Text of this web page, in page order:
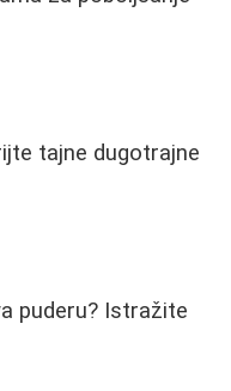
tajne dugotrajne
puderu? Istražite